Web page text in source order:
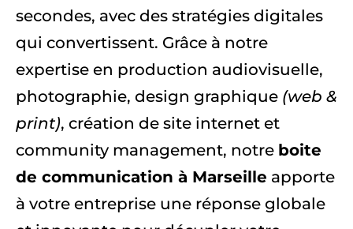
secondes, avec des stratégies digitales
qui convertissent. Grâce à notre
expertise en production audiovisuelle,
photographie, design graphique (web &
print), création de site internet et
community management, notre boite
de communication à Marseille apporte
à votre entreprise une réponse globale